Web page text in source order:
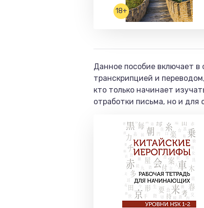
18+
Данное пособие включает в
транскрипцией и
кто только начинает
отработки письма, но и для